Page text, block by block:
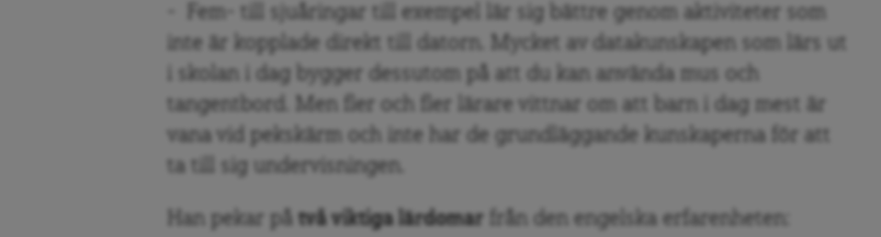
– Fem- till sjuåringar till exempel lär sig bättre genom aktiviteter som
inte är kopplade direkt till datorn. Mycket av datakunskapen som lärs ut
i skolan i dag bygger dessutom på att du kan använda mus och
tangentbord. Men fler och fler lärare vittnar om att barn i dag mest är
vana vid pekskärm och inte har de grundläggande kunskaperna för att
ta till sig undervisningen.
Han pekar på två viktiga lärdomar från den engelska erfarenheten: